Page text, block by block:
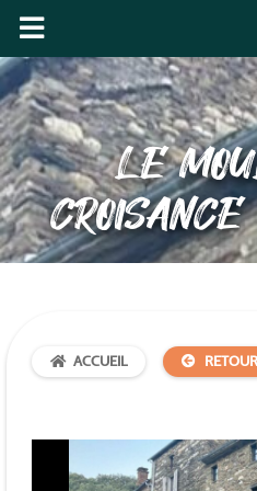
LE
ACCUEIL